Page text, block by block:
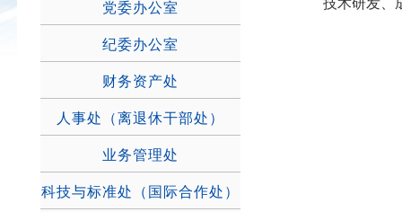
党委办公室
纪委办公室
财务资产处
人事处（离退休干部处）
业务管理处
科技与标准处（国际合作处）